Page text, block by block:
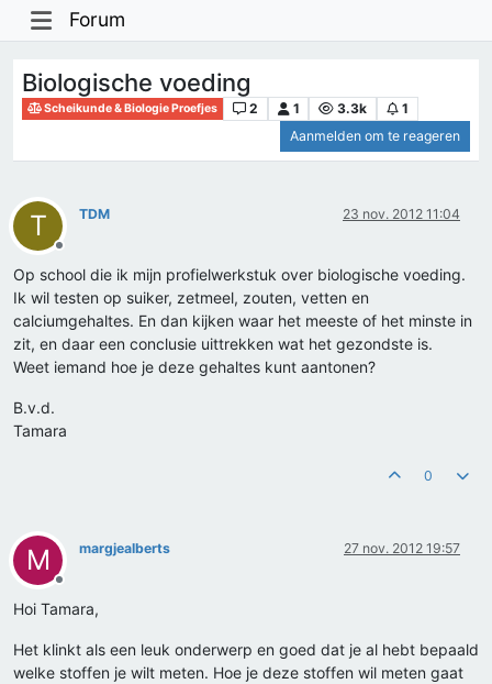
Forum
Biologische voeding
Scheikunde & Biologie Proefjes 2 1 3.3k
1
Aanmelden om te reageren
T
Offline
TDM 23 nov. 2012 11:04
Op school die ik mijn profielwerkstuk over biologische voeding.
Ik wil testen op suiker, zetmeel, zouten, vetten en
calciumgehaltes. En dan kijken waar het meeste of het minste in
zit, en daar een conclusie uittrekken wat het gezondste is.
Weet iemand hoe je deze gehaltes kunt aantonen?
B.v.d.
Tamara
0
M
Offline
margjealberts 27 nov. 2012 19:57
Hoi Tamara,
Het klinkt als een leuk onderwerp en goed dat je al hebt bepaald
welke stoffen je wilt meten. Hoe je deze stoffen wil meten gaat